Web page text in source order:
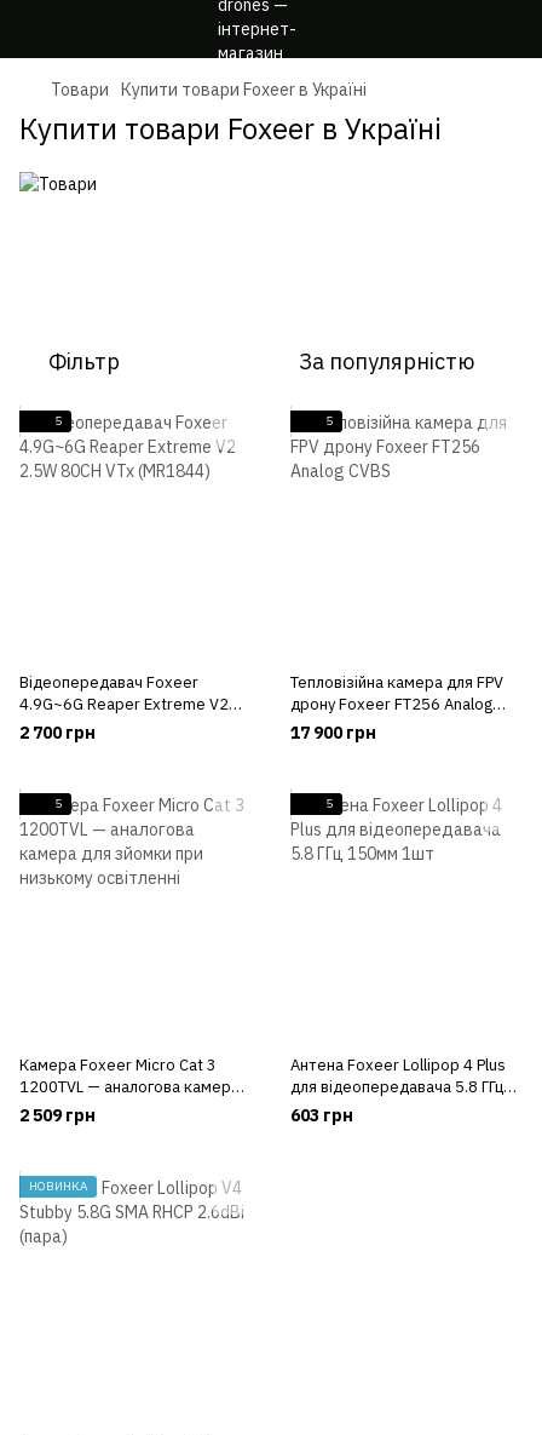
Товари Купити товари Foxeer в Україні
Купити товари Foxeer в Україні
Фільтр За популярністю
5
Відеопередавач Foxeer
4.9G~6G Reaper Extreme V2
2.5W 80CH VTx (MR1844)
2 700 грн
5
Тепловізійна камера для FPV
дрону Foxeer FT256 Analog
CVBS
17 900 грн
5
Камера Foxeer Micro Cat 3
1200TVL — аналогова камера
для зйомки при низькому
освітленні
2 509 грн
5
Антена Foxeer Lollipop 4 Plus
для відеопередавача 5.8 ГГц
150мм 1шт
603 грн
НОВИНКА